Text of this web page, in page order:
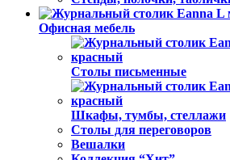
Офисная мебель
Столы письменные
Шкафы, тумбы, стеллажи
Столы для переговоров
Вешалки